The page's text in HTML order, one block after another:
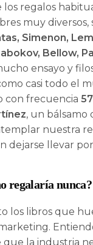
los regalos
muy diversos,
Simenon,
Bellow,
ensayo y
casi todo el
con frecuencia
, un bálsamo
nuestra
dejarse llevar
regalaría nunca?
los libros que
la industria